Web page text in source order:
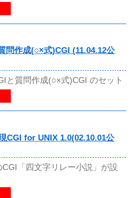
問作成(○×式)CGI (11.04.12公
と質問作成(○×式)CGI のセット
CGI for UNIX 1.0(02.10.01公
「四文字リレー小説」が設